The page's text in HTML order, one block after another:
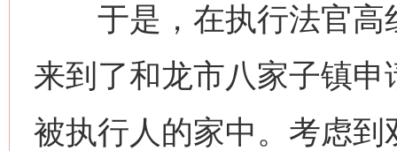
于是，在执行法官高
来到了和龙市八家子镇
被执行人的家中。考虑